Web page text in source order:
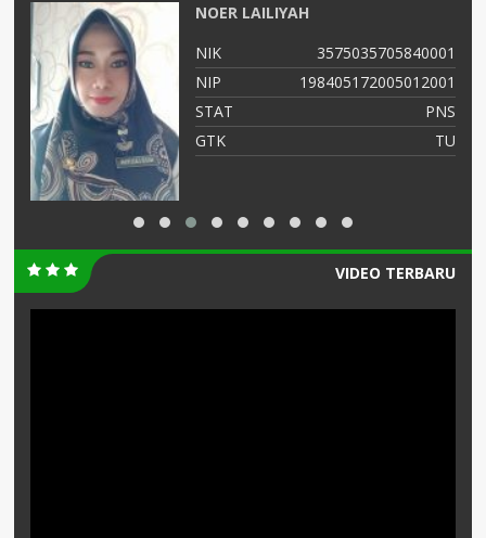
Sunarti S Pd
NIK
3575035808660004
NIP
19660818 200501 2006
STAT
PNS
GTK
GURU MAPEL PJOK
VIDEO TERBARU